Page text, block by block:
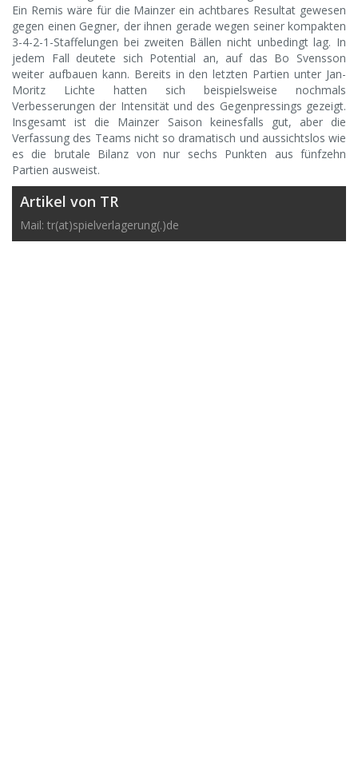
Ein Remis wäre für die Mainzer ein achtbares Resultat gewesen
gegen einen Gegner, der ihnen gerade wegen seiner kompakten
3-4-2-1-Staffelungen bei zweiten Bällen nicht unbedingt lag. In
jedem Fall deutete sich Potential an, auf das Bo Svensson
weiter aufbauen kann. Bereits in den letzten Partien unter Jan-
Moritz Lichte hatten sich beispielsweise nochmals
Verbesserungen der Intensität und des Gegenpressings gezeigt.
Insgesamt ist die Mainzer Saison keinesfalls gut, aber die
Verfassung des Teams nicht so dramatisch und aussichtslos wie
es die brutale Bilanz von nur sechs Punkten aus fünfzehn
Partien ausweist.
Artikel von TR
Mail: tr(at)spielverlagerung(.)de